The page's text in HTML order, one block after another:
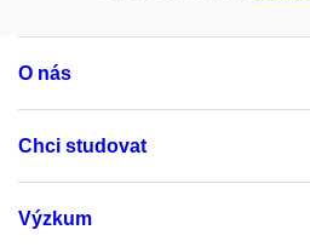
O nás
Chci studovat
Výzkum